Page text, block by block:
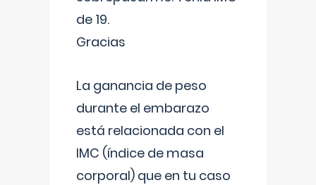
de 19.
Gracias
La ganancia de peso
durante el embarazo
está relacionada con el
IMC (índice de masa
corporal) que en tu caso